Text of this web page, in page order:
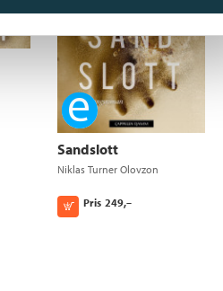
Ebok
Sandslott
Niklas Turner Olovzon
Pris 249,–
Kjøp